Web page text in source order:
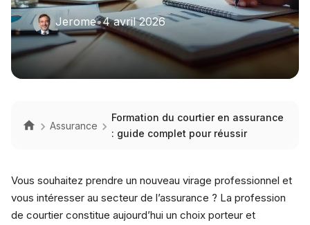
Jerome•4 avril 2026
Assurance
Formation du courtier en assurance
: guide complet pour réussir
Vous souhaitez prendre un nouveau virage professionnel et
vous intéresser au secteur de l’assurance ? La profession
de courtier constitue aujourd’hui un choix porteur et